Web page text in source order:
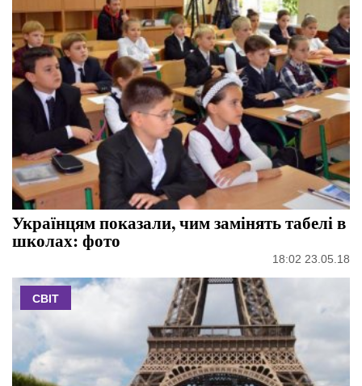
Українцям показали, чим замінять табелі в
школах: фото
18:02 23.05.18
СВІТ